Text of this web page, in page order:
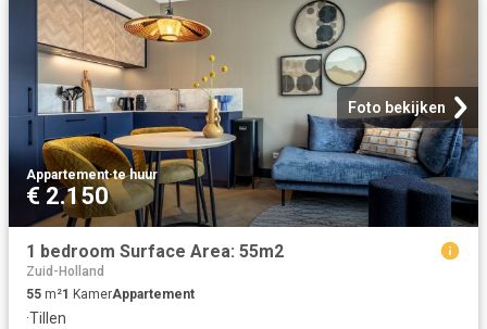
Foto bekijken
Appartement·te huur
€ 2.150
1 bedroom Surface Area: 55m2
Zuid-Holland
55 m²1 KamerAppartement
·Tillen